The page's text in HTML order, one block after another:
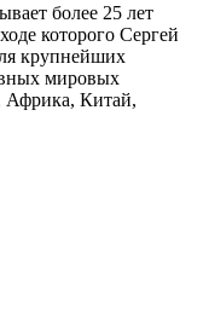
более 25 лет
которого Сергей
крупнейших
мировых
Африка, Китай,